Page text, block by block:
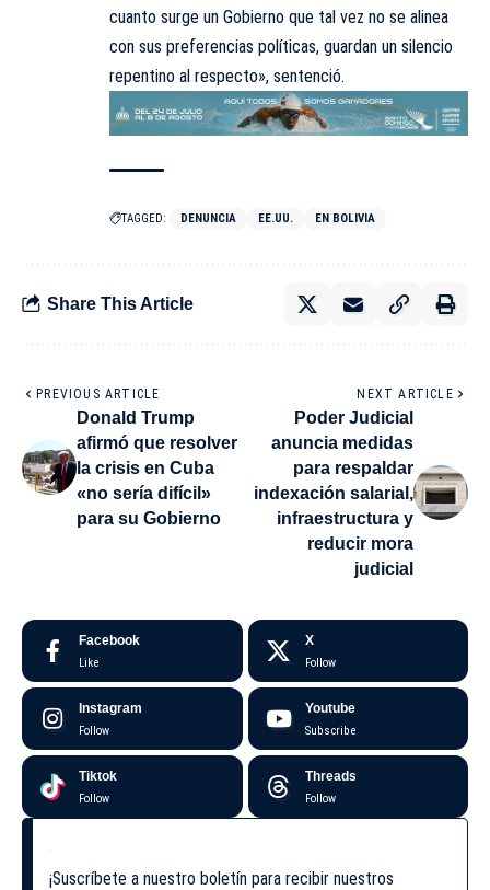
cuanto surge un Gobierno que tal vez no se alinea
con sus preferencias políticas, guardan un silencio
repentino al respecto», sentenció.
TAGGED: DENUNCIA EE.UU. EN BOLIVIA
Share This Article
PREVIOUS ARTICLE
Donald Trump
afirmó que resolver
la crisis en Cuba
«no sería difícil»
para su Gobierno
NEXT ARTICLE
Poder Judicial
anuncia medidas
para respaldar
indexación salarial,
infraestructura y
reducir mora
judicial
Facebook
Like
X
Follow
Instagram
Follow
Youtube
Subscribe
Tiktok
Follow
Threads
Follow
¡Suscríbete a nuestro boletín para recibir nuestros